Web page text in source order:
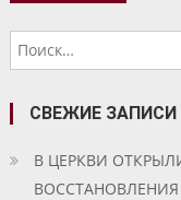
по
записям
СВЕЖИЕ ЗАПИСИ
В ЦЕРКВИ